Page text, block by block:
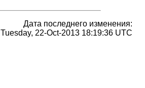
Дата последнего изменения:
Tuesday, 22-Oct-2013 18:19:36 UTC